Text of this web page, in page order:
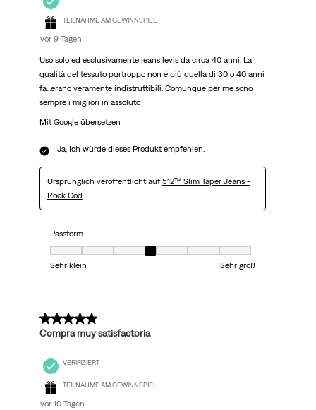
TEILNAHME AM GEWINNSPIEL
vor 9 Tagen
Uso solo ed esclusivamente jeans levis da circa 40 anni. La
qualità del tessuto purtroppo non é più quella di 30 o 40 anni
fa...erano veramente indistruttibili. Comunque per me sono
sempre i migliori in assoluto
Mit Google übersetzen
Ja, Ich würde dieses Produkt empfehlen.
Ursprünglich veröffentlicht auf512™ Slim Taper Jeans -
Rock Cod
Passform
Passform, 4 von 7, wobei 1 gleich Sehr klein ist und 7 gleich Sehr groß
Sehr klein
Sehr groß
5 von 5 Sternen.
Compra muy satisfactoria
VERIFIZIERT
TEILNAHME AM GEWINNSPIEL
vor 10 Tagen